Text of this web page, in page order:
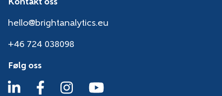
Kontakt oss
hello@brightanalytics.eu
+46 724 038098
Følg oss